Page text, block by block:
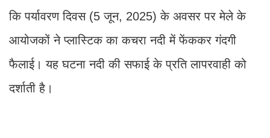
कि पर्यावरण दिवस (5 जून, 2025) के अवसर पर मेले के
आयोजकों ने प्लास्टिक का कचरा नदी में फेंककर गंदगी
फैलाई। यह घटना नदी की सफाई के प्रति लापरवाही को
दर्शाती है।